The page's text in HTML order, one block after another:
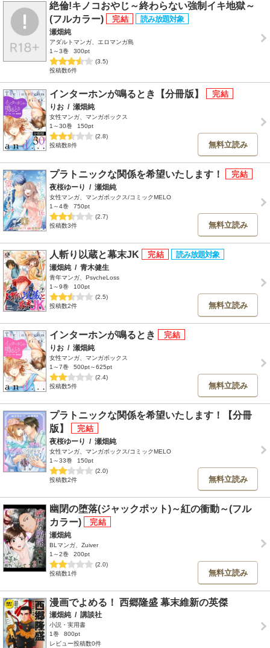
絶倫!キノコおやじ～終わらない強制イキ地獄～
(フルカラー)
瀬畑純
アダルトマンガ、エロマンガ島
1～3巻
300pt
(3.5)
投稿数6件
インターホンが鳴るとき【分冊版】
りお / 瀬畑純
女性マンガ、マンガボックス
1～30巻
150pt
(2.8)
投稿数8件
無料立読み
プラトニックな関係を希望いたします！
夜桜ゆーり / 瀬畑純
女性マンガ、マンガボックス/コミックMELO
1～4巻
750pt
(2.7)
投稿数3件
無料立読み
人斬り以蔵と幕末JK
瀬畑純 / 青木健生
青年マンガ、PsycheLoss
1～9巻
100pt
(2.5)
投稿数2件
無料立読み
インターホンが鳴るとき
りお / 瀬畑純
女性マンガ、マンガボックス
1～7巻
500pt～625pt
(2.4)
投稿数5件
無料立読み
プラトニックな関係を希望いたします！【分冊
版】
夜桜ゆーり / 瀬畑純
女性マンガ、マンガボックス/コミックMELO
1～33巻
150pt
(2.0)
投稿数2件
無料立読み
幽閉の堕落(ジャックポット)～紅の衝動～(フル
カラー)
瀬畑純
BLマンガ、Zuiver
1～2巻
200pt
(2.0)
投稿数1件
無料立読み
漫画でよめる！ 西郷隆盛 幕末維新の英傑
瀬畑純 / 講談社
小説・実用書
1巻
800pt
レビュー投稿数0件